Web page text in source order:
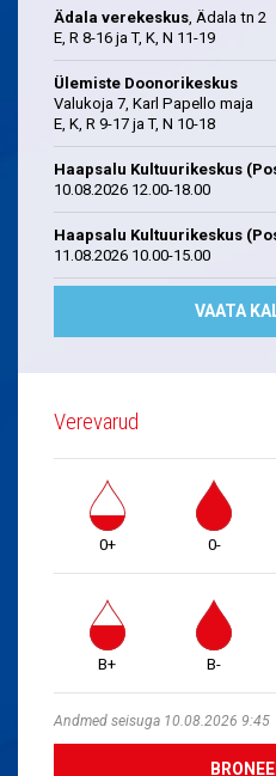
Ädala verekeskus , Ädala tn 2
E, R 8-16 ja T, K, N 11-19
Ülemiste Doonorikeskus
Valukoja 7, Karl Papello maja
E, K, R 9-17 ja T, N 10-18
Haapsalu Kultuurikeskus
10.08.2026 12.00-18.00
Haapsalu Kultuurikeskus
11.08.2026 10.00-15.00
VAATA
Verevarud
0+ 0-
B+ B-
Andmed seisuga 10.08.2026 9:45